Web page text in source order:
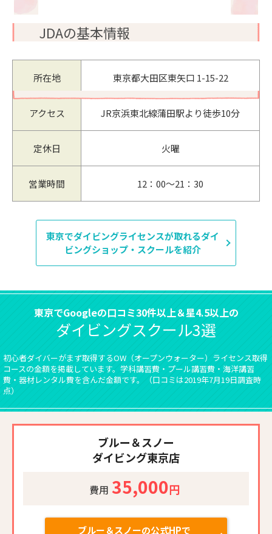
JDAの基本情報
所在地 東京都大田区東矢口 1-15-22
アクセス JR京浜東北線蒲田駅より徒歩10分
定休日 火曜
営業時間 12：00～21：30
東京でダイビングライセンスが取れるダイ
ビングショップ・スクールを紹介
東京でGoogleの口コミ30件以上＆星4.5以上の
ダイビングスクール3選
初心者ダイバーがまず取得するOW（オープンウォーター）ライセンス取得
コースの金額を掲載しています。学科講習費・プール講習費・海洋講習
費・器材レンタル費を含んだ金額です。（口コミは2019年7月19日調査時
点）
ブルー＆スノー
ダイビング東京店
費用 35,000円
ブルー＆スノーの公式HPで